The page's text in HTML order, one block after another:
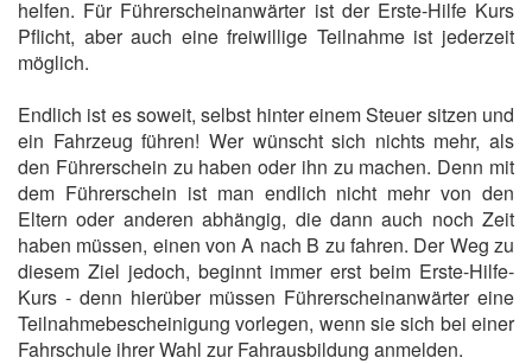
helfen. Für Führerscheinanwärter ist der Erste-Hilfe Kurs
Pflicht, aber auch eine freiwillige Teilnahme ist jederzeit
möglich.
Endlich ist es soweit, selbst hinter einem Steuer sitzen und
ein Fahrzeug führen! Wer wünscht sich nichts mehr, als
den Führerschein zu haben oder ihn zu machen. Denn mit
dem Führerschein ist man endlich nicht mehr von den
Eltern oder anderen abhängig, die dann auch noch Zeit
haben müssen, einen von A nach B zu fahren. Der Weg zu
diesem Ziel jedoch, beginnt immer erst beim Erste-Hilfe-
Kurs - denn hierüber müssen Führerscheinanwärter eine
Teilnahmebescheinigung vorlegen, wenn sie sich bei einer
Fahrschule ihrer Wahl zur Fahrausbildung anmelden.